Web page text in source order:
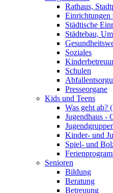
Rathaus,
Einrichtungen
Städtische
Städtebau,
Soziales
Schulen
Presseorgane
Kids und Teens
Was geht ab?
Jugendhaus -
Kinder- und
Spiel- und
Senioren
Bildung
Beratung
Betreuung